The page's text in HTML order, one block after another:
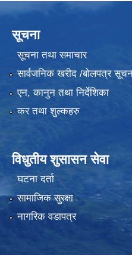
सूचना
सूचना तथा समाचार
सार्वजनिक खरीद /बोलपत्र
एन, कानुन तथा निर्देशिका
कर तथा शुल्कहरु
विधुतीय शुसासन सेवा
घटना दर्ता
सामाजिक सुरक्षा
नागरिक वडापत्र